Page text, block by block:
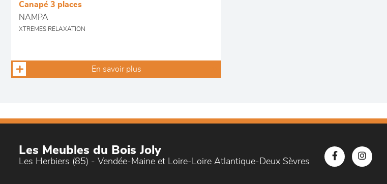
Canapé 3 places
NAMPA
XTREMES RELAXATION
En savoir plus
Les Meubles du Bois Joly
Les Herbiers (85) - Vendée-Maine et Loire-Loire Atlantique-Deux Sèvres